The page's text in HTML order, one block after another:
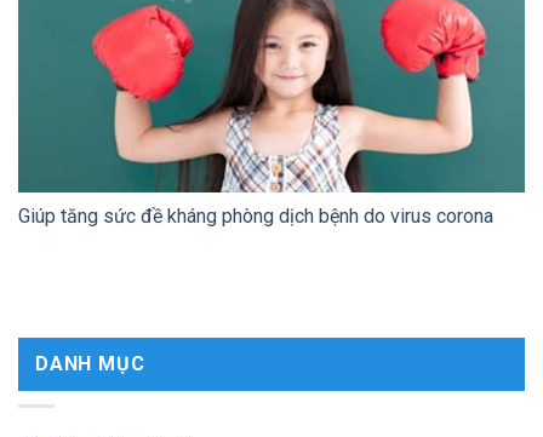
Giúp tăng sức đề kháng phòng dịch bệnh do virus corona
DANH MỤC